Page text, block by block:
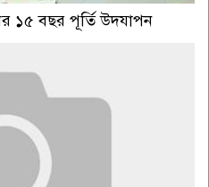
১৫ বছর পূর্তি উদযাপন